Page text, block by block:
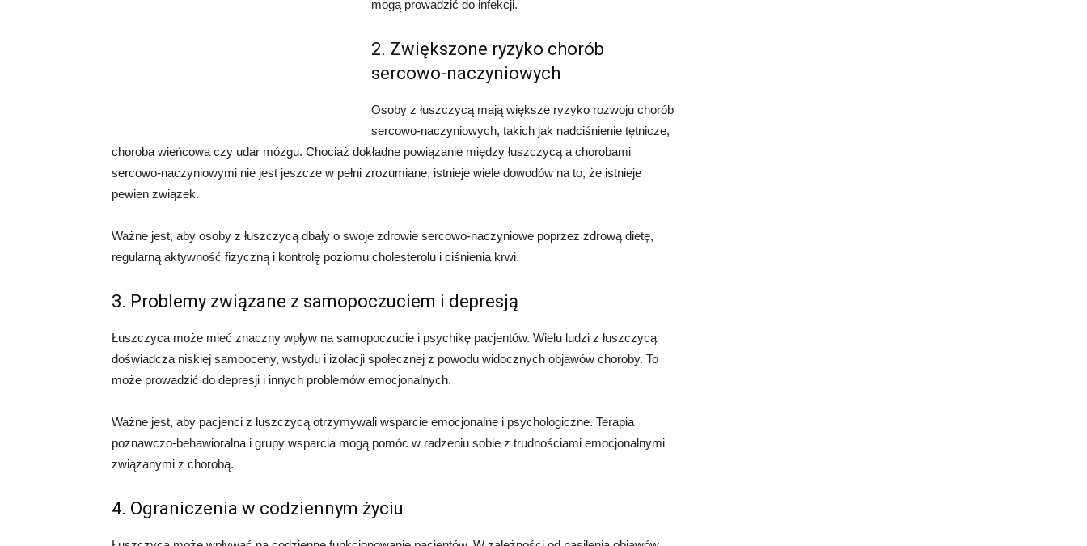
mogą prowadzić do infekcji.
2. Zwiększone ryzyko chorób
sercowo-naczyniowych
Osoby z łuszczycą mają większe ryzyko rozwoju chorób
sercowo-naczyniowych, takich jak nadciśnienie tętnicze,
choroba wieńcowa czy udar mózgu. Chociaż dokładne powiązanie między łuszczycą a chorobami
sercowo-naczyniowymi nie jest jeszcze w pełni zrozumiane, istnieje wiele dowodów na to, że istnieje
pewien związek.
Ważne jest, aby osoby z łuszczycą dbały o swoje zdrowie sercowo-naczyniowe poprzez zdrową dietę,
regularną aktywność fizyczną i kontrolę poziomu cholesterolu i ciśnienia krwi.
3. Problemy związane z samopoczuciem i depresją
Łuszczyca może mieć znaczny wpływ na samopoczucie i psychikę pacjentów. Wielu ludzi z łuszczycą
doświadcza niskiej samooceny, wstydu i izolacji społecznej z powodu widocznych objawów choroby. To
może prowadzić do depresji i innych problemów emocjonalnych.
Ważne jest, aby pacjenci z łuszczycą otrzymywali wsparcie emocjonalne i psychologiczne. Terapia
poznawczo-behawioralna i grupy wsparcia mogą pomóc w radzeniu sobie z trudnościami emocjonalnymi
związanymi z chorobą.
4. Ograniczenia w codziennym życiu